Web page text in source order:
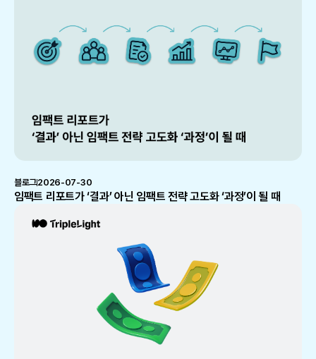
블로그2026-07-30
임팩트 리포트가 ‘결과’ 아닌 임팩트 전략 고도화 ‘과정’이 될 때